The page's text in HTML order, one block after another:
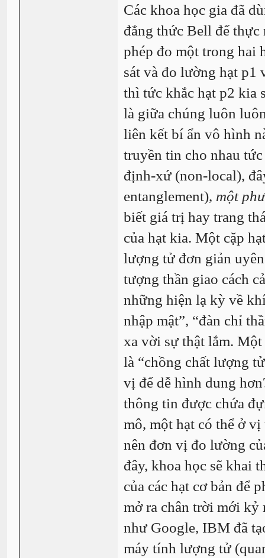
Các khoa học gia đã
đẳng thức Bell để thực
phép đo một trong hai
sát và đo lường hạt p1
thì tức khắc hạt p2 kia
là giữa chúng luôn
liên kết bí ẩn vô hình
truyền tin cho nhau
định-xứ (non-local),
entanglement), một
biết giá trị hay trang
của hạt kia. Một cặp
lượng tử đơn giản
tượng thần giao cách
những hiện lạ kỳ về
nhập mật”, “đàn chỉ
xa vời sự thật lắm.
là “chồng chất lượng
vị để dễ hình dung
thông tin được chứa
mô, một hạt có thể ở
nên đơn vị đo lường
đây, khoa học sẽ khai
của các hạt cơ bản để
mở ra chân trời mới kỷ
như Google, IBM đã
máy tính lượng tử